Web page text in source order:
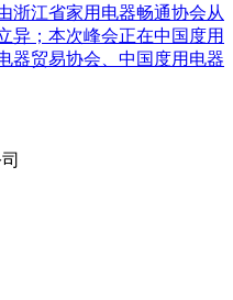
浙江省家用电器畅通协会从
异；本次峰会正在中国度用
器贸易协会、中国度用电器